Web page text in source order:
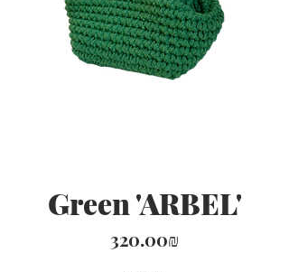
Green 'ARBEL'
‏320.00 ‏₪